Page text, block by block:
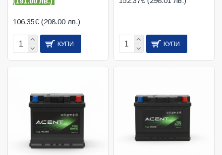
106.35€ (208.00 лв.)
КУПИ КУПИ